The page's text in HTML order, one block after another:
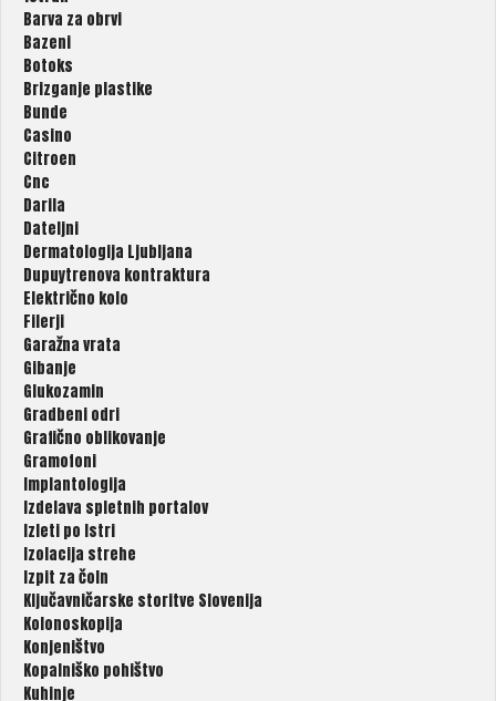
Barva za obrvi
Bazeni
Botoks
Brizganje plastike
Bunde
Casino
Citroen
Cnc
Darila
Dateljni
Dermatologija Ljubljana
Dupuytrenova kontraktura
Električno kolo
Filerji
Garažna vrata
Gibanje
Glukozamin
Gradbeni odri
Grafično oblikovanje
Gramofoni
Implantologija
Izdelava spletnih portalov
Izleti po Istri
Izolacija strehe
Izpit za čoln
Ključavničarske storitve Slovenija
Kolonoskopija
Konjeništvo
Kopalniško pohištvo
Kuhinje